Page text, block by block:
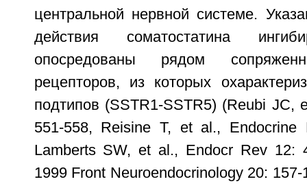
центральной нервной системе.
действия соматостатина
опосредованы рядом
рецепторов, из которых
подтипов (SSTR1-SSTR5) (Reubi JC,
551-558, Reisine T, et al., Endocrine
Lamberts SW, et al., Endocr Rev 12:
1999 Front Neuroendocrinology 20: